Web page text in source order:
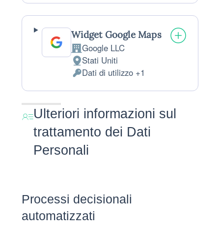
Widget Google Maps
Azienda:
Google LLC
Luogo del trattamento:
Stati Uniti
Dati Personali trattati:
Dati di utilizzo +1
Ulteriori informazioni sul
trattamento dei Dati
Personali
Processi decisionali
automatizzati